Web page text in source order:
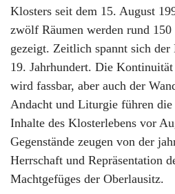
Klosters seit dem 15. August
zwölf Räumen werden rund
gezeigt. Zeitlich spannt sich
19. Jahrhundert. Die
wird fassbar, aber auch der
Andacht und Liturgie führen die
Inhalte des Klosterlebens vor
Gegenstände zeugen von der
Herrschaft und Repräsentation
Machtgefüges der Oberlausitz.